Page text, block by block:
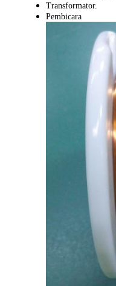
Transformator.
Pembicara